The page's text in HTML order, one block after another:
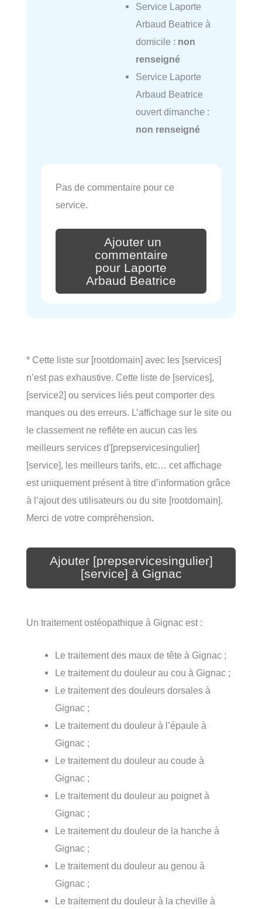
Service Laporte
Arbaud Beatrice à
domicile : non
renseigné
Service Laporte
Arbaud Beatrice
ouvert dimanche :
non renseigné
Pas de commentaire pour ce
service.
Ajouter un
commentaire
pour Laporte
Arbaud Beatrice
* Cette liste sur [rootdomain] avec les [services]
n’est pas exhaustive. Cette liste de [services],
[service2] ou services liés peut comporter des
manques ou des erreurs. L’affichage sur le site ou
le classement ne reflète en aucun cas les
meilleurs services d'[prepservicesingulier]
[service], les meilleurs tarifs, etc… cet affichage
est uniquement présent à titre d’information grâce
à l’ajout des utilisateurs ou du site [rootdomain].
Merci de votre compréhension.
Ajouter [prepservicesingulier]
[service] à Gignac
Un traitement ostéopathique à Gignac est :
Le traitement des maux de tête à Gignac ;
Le traitement du douleur au cou à Gignac ;
Le traitement des douleurs dorsales à
Gignac ;
Le traitement du douleur à l’épaule à
Gignac ;
Le traitement du douleur au coude à
Gignac ;
Le traitement du douleur au poignet à
Gignac ;
Le traitement du douleur de la hanche à
Gignac ;
Le traitement du douleur au genou à
Gignac ;
Le traitement du douleur à la cheville à